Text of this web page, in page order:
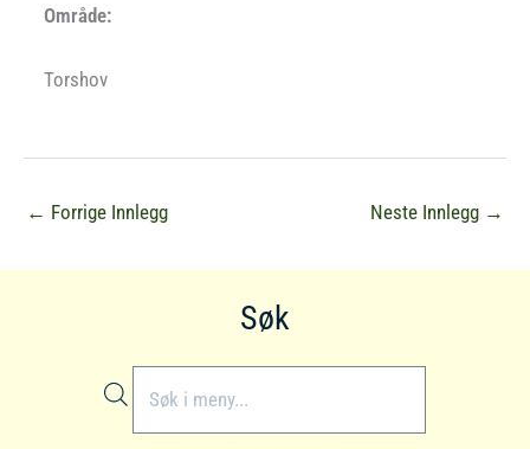
Område:
Torshov
← Forrige Innlegg Neste Innlegg →
Søk